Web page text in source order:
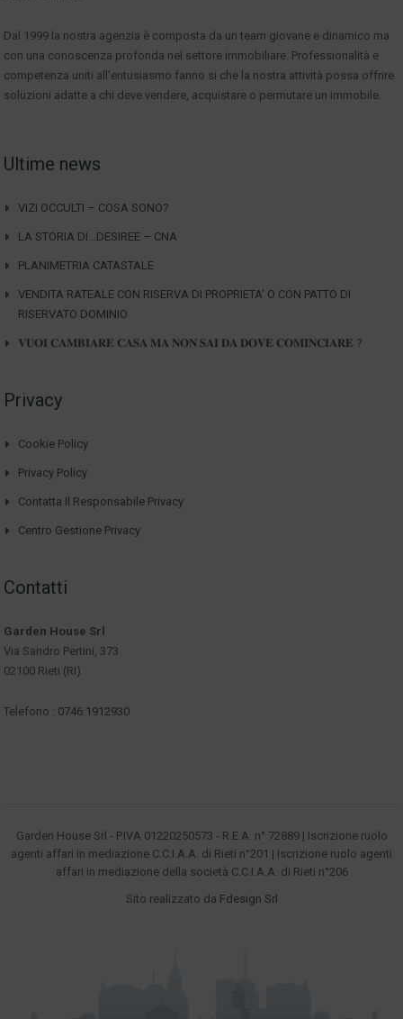
Dal 1999 la nostra agenzia è composta da un team giovane e dinamico ma
con una conoscenza profonda nel settore immobiliare. Professionalità e
competenza uniti all'entusiasmo fanno si che la nostra attività possa offrire
soluzioni adatte a chi deve vendere, acquistare o permutare un immobile.
Ultime news
VIZI OCCULTI – COSA SONO?
LA STORIA DI…DESIREE – CNA
PLANIMETRIA CATASTALE
VENDITA RATEALE CON RISERVA DI PROPRIETA’ O CON PATTO DI
RISERVATO DOMINIO
𝐕𝐔𝐎𝐈 𝐂𝐀𝐌𝐁𝐈𝐀𝐑𝐄 𝐂𝐀𝐒𝐀 𝐌𝐀 𝐍𝐎𝐍 𝐒𝐀𝐈 𝐃𝐀 𝐃𝐎𝐕𝐄 𝐂𝐎𝐌𝐈𝐍𝐂𝐈𝐀𝐑𝐄 ?
Privacy
Cookie Policy
Privacy Policy
Contatta Il Responsabile Privacy
Centro Gestione Privacy
Contatti
Garden House Srl
Via Sandro Pertini, 373
02100 Rieti (RI)
Telefono : 0746.1912930
Garden House Srl - P.IVA 01220250573 - R.E.A. n° 72889 | Iscrizione ruolo
agenti affari in mediazione C.C.I.A.A. di Rieti n°201 | Iscrizione ruolo agenti
affari in mediazione della società C.C.I.A.A. di Rieti n°206
Sito realizzato da Fdesign Srl